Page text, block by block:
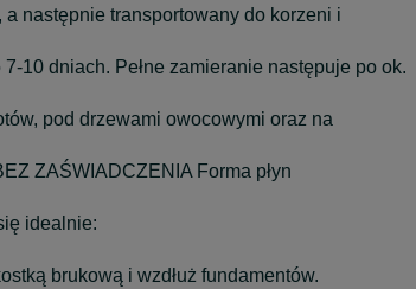
a następnie transportowany do korzeni i
10 dniach. Pełne zamieranie następuje po ok.
pod drzewami owocowymi oraz na
ZAŚWIADCZENIA Forma płyn
idealnie:
brukową i wzdłuż fundamentów.